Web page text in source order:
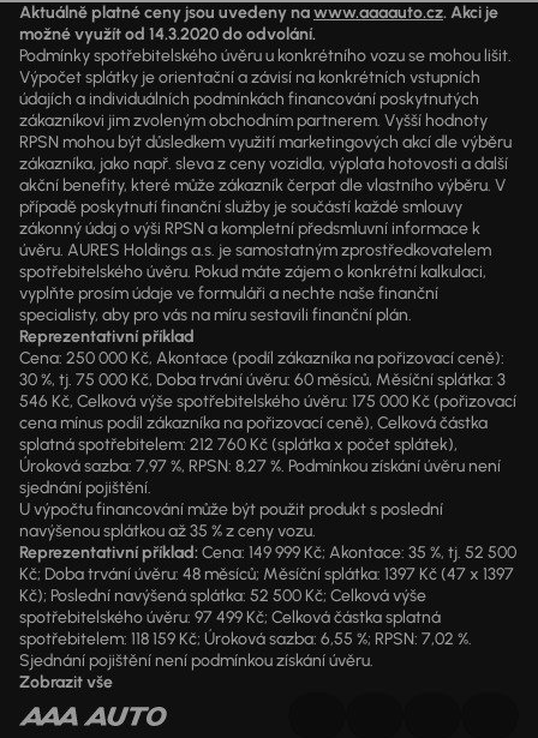
Aktuálně platné ceny jsou uvedeny nawww.aaaauto.cz. Akci je
možné využít od 14.3.2020 do odvolání.
Podmínky spotřebitelského úvěru u konkrétního vozu se mohou lišit.
Výpočet splátky je orientační a závisí na konkrétních vstupních
údajích a individuálních podmínkách financování poskytnutých
zákazníkovi jim zvoleným obchodním partnerem. Vyšší hodnoty
RPSN mohou být důsledkem využití marketingových akcí dle výběru
zákazníka, jako např. sleva z ceny vozidla, výplata hotovosti a další
akční benefity, které může zákazník čerpat dle vlastního výběru. V
případě poskytnutí finanční služby je součástí každé smlouvy
zákonný údaj o výši RPSN a kompletní předsmluvní informace k
úvěru. AURES Holdings a.s. je samostatným zprostředkovatelem
spotřebitelského úvěru. Pokud máte zájem o konkrétní kalkulaci,
vyplňte prosím údaje ve formuláři a nechte naše finanční
specialisty, aby pro vás na míru sestavili finanční plán.
Reprezentativní příklad
Cena: 250 000 Kč, Akontace (podíl zákazníka na pořizovací ceně):
30 %, tj. 75 000 Kč, Doba trvání úvěru: 60 měsíců, Měsíční splátka: 3
546 Kč, Celková výše spotřebitelského úvěru: 175 000 Kč (pořizovací
cena mínus podíl zákazníka na pořizovací ceně), Celková částka
splatná spotřebitelem: 212 760 Kč (splátka x počet splátek),
Úroková sazba: 7,97 %, RPSN: 8,27 %. Podmínkou získání úvěru není
sjednání pojištění.
U výpočtu financování může být použit produkt s poslední
navýšenou splátkou až 35 % z ceny vozu.
Reprezentativní příklad:Cena: 149 999 Kč; Akontace: 35 %, tj. 52 500
Kč; Doba trvání úvěru: 48 měsíců; Měsíční splátka: 1397 Kč (47 x 1397
Kč); Poslední navýšená splátka: 52 500 Kč; Celková výše
spotřebitelského úvěru: 97 499 Kč; Celková částka splatná
spotřebitelem: 118 159 Kč; Úroková sazba: 6,55 %; RPSN: 7,02 %.
Sjednání pojištění není podmínkou získání úvěru.
Zobrazit vše